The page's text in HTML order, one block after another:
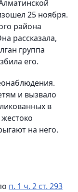
25 ноября.
района
рассказала,
группа
его.
и вызвало
в
на него.
п. 1 ч. 2 ст. 293